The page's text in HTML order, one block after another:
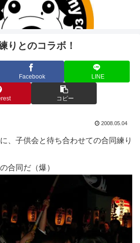
とのコラボ！
Facebook LINE
コピー
2008.05.04
、子供会と待ち合わせての合同練り
合同だ（爆）